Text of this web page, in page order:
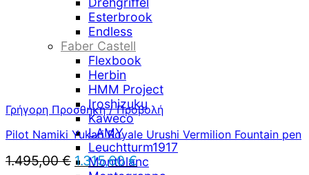
Esterbrook
Endless
Faber Castell
Flexbook
Herbin
HMM Project
Iroshizuku
Kaweco
LAMY
Leuchtturm1917
Montblanc
Γρήγορη Προσθήκη / Προβολή
Pilot Namiki Yukari Royale Urushi Vermilion Fountain pen
1.495,00€ Original
price
1.315,60€Η
τρέχουσα